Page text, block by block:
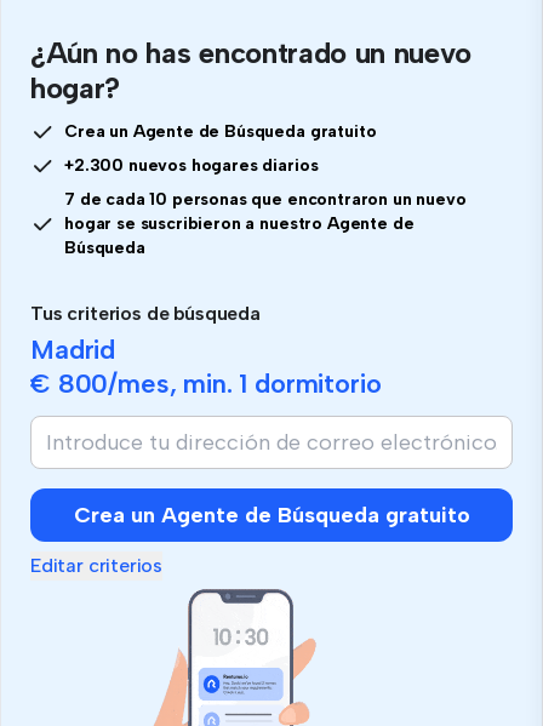
¿Aún no has encontrado un nuevo
hogar?
Crea un Agente de Búsqueda gratuito
+2.300 nuevos hogares diarios
7 de cada 10 personas que encontraron un nuevo
hogar se suscribieron a nuestro Agente de
Búsqueda
Tus criterios de búsqueda
Madrid
€ 800/mes, min. 1 dormitorio
Crea un Agente de Búsqueda gratuito
Editar criterios